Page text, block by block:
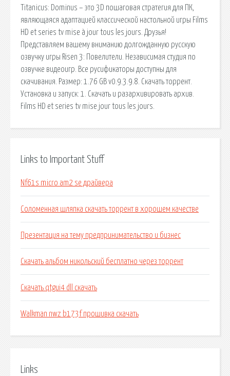
Titanicus: Dominus – это 3D пошаговая стратегия для ПК,
являющаяся адаптацией классической настольной игры Films
HD et series tv mise à jour tous les jours. Друзья!
Представляем вашему вниманию долгожданную русскую
озвучку игры Risen 3: Повелители. Независимая студия по
озвучке видеоигр. Все русификаторы доступны для
скачивания. Размер: 1.76 GB v0.9.3.9.8. Скачать торрент.
Установка и запуск: 1. Скачать и разархивировать архив.
Films HD et series tv mise jour tous les jours.
Links to Important Stuff
Nf61s micro am2 se драйвера
Соломенная шляпка скачать торрент в хорошем качестве
Презентация на тему предпринимательство и бизнес
Скачать альбом никольский бесплатно через торрент
Скачать qtgui4 dll скачать
Walkman nwz b173f прошивка скачать
Links